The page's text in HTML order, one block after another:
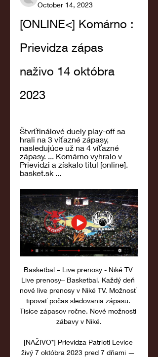
October 14, 2023
[ONLINE<] Komárno :
Prievidza zápas
naživo 14 októbra
2023
Štvrťfinálové duely play-off sa
hrali na 3 víťazné zápasy,
nasledujúce už na 4 víťazné
zápasy. ... Komárno vyhralo v
Prievidzi a získalo titul [online].
basket.sk ...
Basketbal – Live prenosy - Niké TV
Live prenosy– Basketbal. Každý deň
nové live prenosy v Niké TV. Možnosť
tipovať počas sledovania zápasu.
Tisíce zápasov ročne. Nové možnosti
zábavy v Niké.
[NAŽIVO*] Prievidza Patrioti Levice
živý 7 októbra 2023 pred 7 dňami —